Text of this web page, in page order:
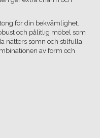
för din bekvämlighet.
och pålitlig möbel som
nätters sömn och stilfulla
av form och